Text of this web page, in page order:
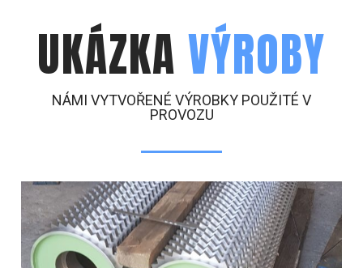
UKÁZKA VÝROBY
NÁMI VYTVOŘENÉ VÝROBKY POUŽITÉ V
PROVOZU